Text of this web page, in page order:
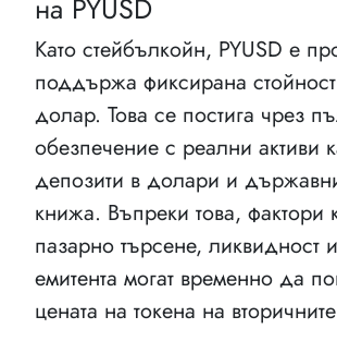
на PYUSD
Като стейбълкойн, PYUSD е
поддържа фиксирана
долар. Това се постига чрез
обезпечение с реални активи
депозити в долари и
книжа. Въпреки това, фактори
пазарно търсене, ликвидност
емитента могат временно да
цената на токена на